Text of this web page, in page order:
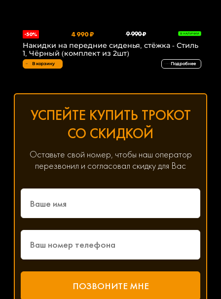
-50% 4 990 ₽ 9 990 ₽ В НАЛИЧИИ
Накидки на передние сиденья, стёжка - Стиль
1, Чёрный (комплект из 2шт)
В корзину Подробнее
УСПЕЙТЕ КУПИТЬ ТРОКОТ
СО СКИДКОЙ
Оставьте свой номер, чтобы наш оператор
перезвонил и согласовал скидку для Вас